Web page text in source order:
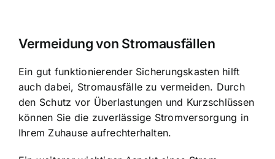
Vermeidung von Stromausfällen
Ein gut funktionierender Sicherungskasten hilft
auch dabei, Stromausfälle zu vermeiden. Durch
den Schutz vor Überlastungen und Kurzschlüssen
können Sie die zuverlässige Stromversorgung in
Ihrem Zuhause aufrechterhalten.